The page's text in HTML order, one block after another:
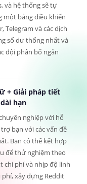
và hệ thống sẽ tự
một bảng điều khiển
Telegram và các dịch
số dư thống nhất và
đội phân bổ ngân
+ Giải pháp tiết
hạn
nghiệp với hỗ
bạn với các vấn đề
Bạn có thể kết hợp
để thử nghiệm theo
chi phí và nhịp độ linh
xây dựng Reddit